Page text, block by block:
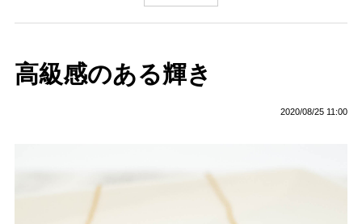
高級感のある輝き
2020/08/25 11:00